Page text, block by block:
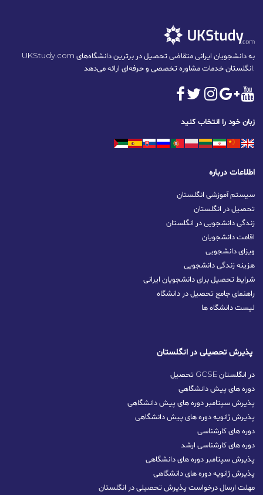
UKStudy.com به دانشجویان ایرانی متقاضی تحصیل در برترین دانشگاه‌های
زبان خود را انتخاب کنید
اطلاعات درباره
سیستم آموزشی انگلستان
تحصیل در انگلستان
زندگی دانشجویی در انگلستان
اقامت دانشجویان
ویزای دانشجویی
هزینه زندگی دانشجویی
شرایط تحصیل برای دانشجویان ایرانی
راهنمای جامع تحصیل در دانشگاه
لیست دانشگاه ها
پذیرش تحصیلی در انگلستان
تحصیل GCSE در انگلستان
دوره های پیش دانشگاهی
پذیرش سپتامبر دوره های پیش دانشگاهی
پذیرش ژانویه دوره های پیش دانشگاهی
دوره های کارشناسی
دوره های کارشناسی ارشد
پذیرش سپتامبر دوره‌ های دانشگاهی
پذیرش ژانویه دوره‌ های دانشگاهی
مهلت ارسال درخواست پذیرش تحصیلی در انگلستان